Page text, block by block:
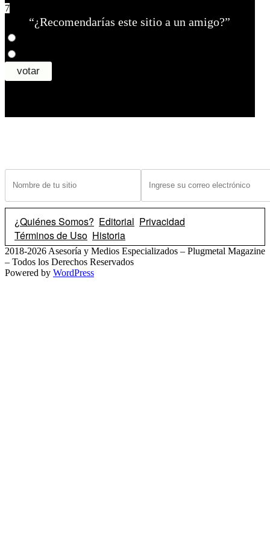
7
“¿Recomendarías este sitio a un amigo?”
¿Quiénes Somos? Editorial Privacidad
Términos de Uso Historia
2018-2026 Asesoría y Medios Especializados – Plugmetal Magazine
– Todos los Derechos Reservados
Powered by WordPress